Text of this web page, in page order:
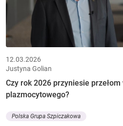
12.03.2026
Justyna Golian
Czy rok 2026 przyniesie
plazmocytowego?
Polska Grupa Szpiczakowa